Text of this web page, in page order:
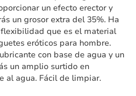
un efecto erector y
un grosor extra del 35%. Ha
que es el material
eróticos para hombre.
con base de agua y un
un amplio surtido en
al agua. Fácil de limpiar.